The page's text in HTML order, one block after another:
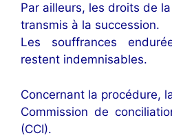
Par ailleurs, les droits de
transmis à la succession.
Les souffrances
restent indemnisables.
Concernant la procédure,
Commission de
(CCI).